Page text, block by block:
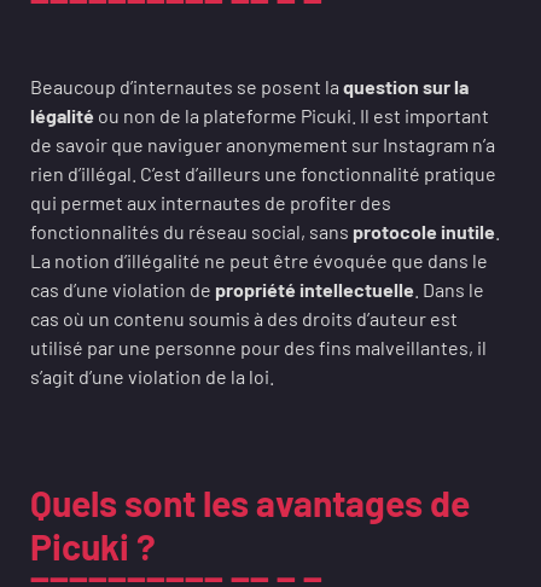
Beaucoup d’internautes se posent la question sur la
légalité ou non de la plateforme Picuki. Il est important
de savoir que naviguer anonymement sur Instagram n’a
rien d’illégal. C’est d’ailleurs une fonctionnalité pratique
qui permet aux internautes de profiter des
fonctionnalités du réseau social, sans protocole inutile
La notion d’illégalité ne peut être évoquée que dans le
cas d’une violation de propriété intellectuelle . Dans le
cas où un contenu soumis à des droits d’auteur est
utilisé par une personne pour des fins malveillantes, il
s’agit d’une violation de la loi.
Quels sont les avantages de
Picuki ?